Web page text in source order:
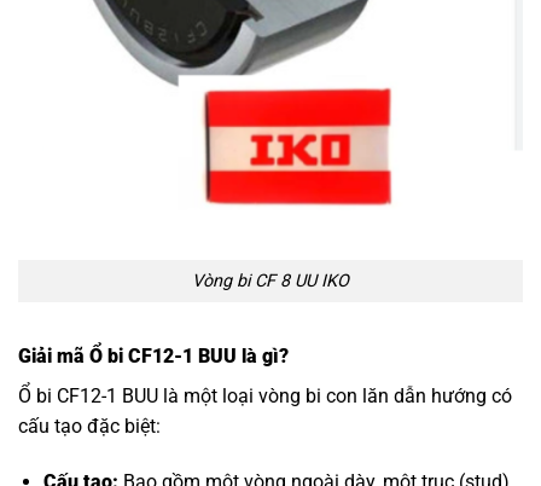
Vòng bi CF 8 UU IKO
Giải mã Ổ bi CF12-1 BUU là gì?
Ổ bi CF12-1 BUU là một loại vòng bi con lăn dẫn hướng có
cấu tạo đặc biệt:
Cấu tạo: Bao gồm một vòng ngoài dày, một trục (stud)